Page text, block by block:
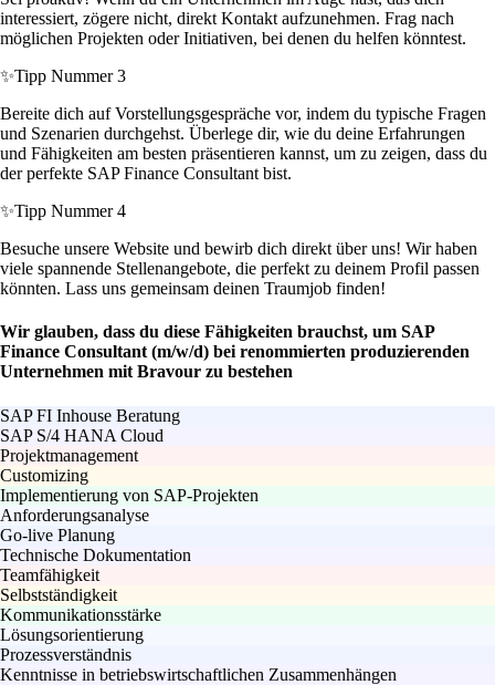
interessiert, zögere nicht, direkt Kontakt aufzunehmen. Frag nach
möglichen Projekten oder Initiativen, bei denen du helfen könntest.
✨Tipp Nummer 3
Bereite dich auf Vorstellungsgespräche vor, indem du typische Fragen
und Szenarien durchgehst. Überlege dir, wie du deine Erfahrungen
und Fähigkeiten am besten präsentieren kannst, um zu zeigen, dass du
der perfekte SAP Finance Consultant bist.
✨Tipp Nummer 4
Besuche unsere Website und bewirb dich direkt über uns! Wir haben
viele spannende Stellenangebote, die perfekt zu deinem Profil passen
könnten. Lass uns gemeinsam deinen Traumjob finden!
Wir glauben, dass du diese Fähigkeiten brauchst, um SAP
Finance Consultant (m/w/d) bei renommierten produzierenden
Unternehmen mit Bravour zu bestehen
SAP FI Inhouse Beratung
SAP S/4 HANA Cloud
Projektmanagement
Customizing
Implementierung von SAP-Projekten
Anforderungsanalyse
Go-live Planung
Technische Dokumentation
Teamfähigkeit
Selbstständigkeit
Kommunikationsstärke
Lösungsorientierung
Prozessverständnis
Kenntnisse in betriebswirtschaftlichen Zusammenhängen